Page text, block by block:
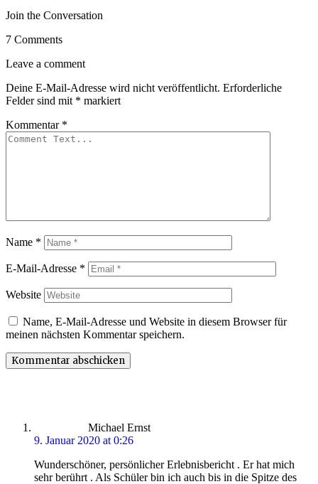
Join the Conversation
7 Comments
Leave a comment
Deine E-Mail-Adresse wird nicht veröffentlicht. Erforderliche
Felder sind mit * markiert
Kommentar *
Name *
E-Mail-Adresse *
Website
Name, E-Mail-Adresse und Website in diesem Browser für
meinen nächsten Kommentar speichern.
Michael Ernst
9. Januar 2020 at 0:26
Wunderschöner, persönlicher Erlebnisbericht . Er hat mich
sehr berührt . Als Schüler bin ich auch bis in die Spitze des